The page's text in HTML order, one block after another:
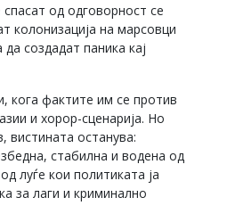
од одговорност се
колонизација на марсовци
создадат паника кај
кога фактите им се против
и хорор-сценарија. Но
вистината останува:
стабилна и водена од
луѓе кои политиката ја
за лаги и криминално